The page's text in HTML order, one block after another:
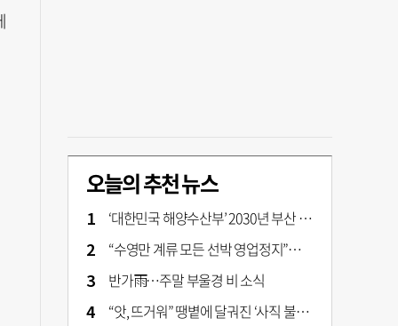
오늘의 추천 뉴스
‘대한민국 해양수산부’ 2030년 부산 북항시대 연다
“수영만 계류 모든 선박 영업정지”… 재개발 속도전
반가雨…주말 부울경 비 소식
“앗, 뜨거워” 땡볕에 달궈진 ‘사직 불가마’ 관중석 무려 70도